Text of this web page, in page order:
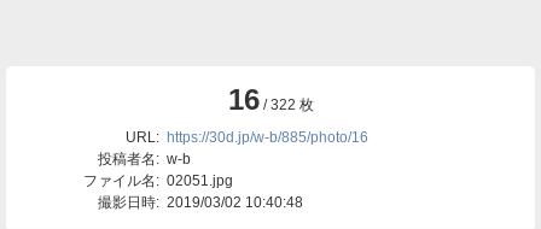
16 / 322 枚
URL: https://30d.jp/w-b/885/photo/16
投稿者名: w-b
ファイル名: 02051.jpg
撮影日時: 2019/03/02 10:40:48